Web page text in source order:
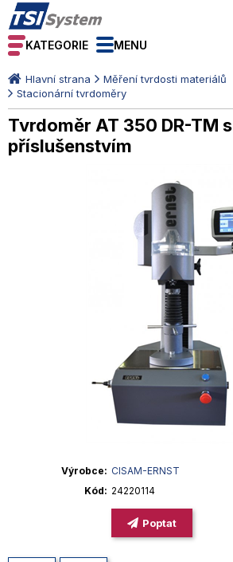
KATEGORIE MENU
Hlavní strana
Měření tvrdosti materiálů
Stacionární tvrdoměry
Tvrdoměr AT 350 DR-TM s
příslušenstvím
Výrobce
CISAM-ERNST
Kód
24220114
Poptat